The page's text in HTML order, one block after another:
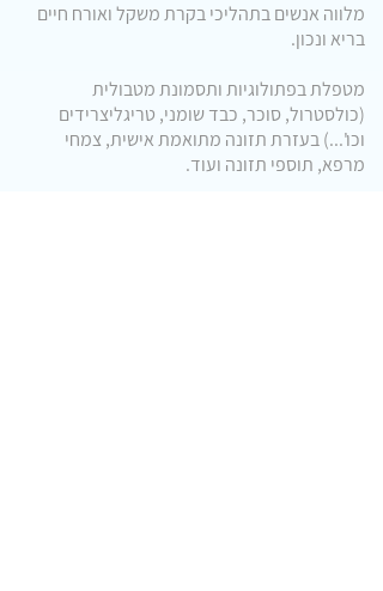
מלווה אנשים בתהליכי בקרת משקל ואורח חיים
בריא ונכון.
מטפלת בפתולוגיות ותסמונת מטבולית
(כולסטרול, סוכר, כבד שומני, טריגליצרידים
וכו'...) בעזרת תזונה מתואמת אישית, צמחי
מרפא, תוספי תזונה ועוד.